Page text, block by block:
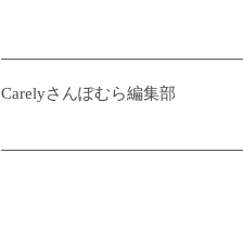
Carelyさんぽむら編集部